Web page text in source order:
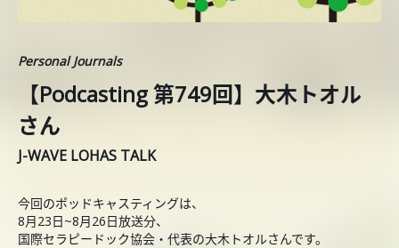
Personal Journals
【Podcasting 第749回】大木トオル
さん
J-WAVE LOHAS TALK
今回のポッドキャスティングは、
8月23日~8月26日放送分、
国際セラピードック協会・代表の大木トオルさんです。